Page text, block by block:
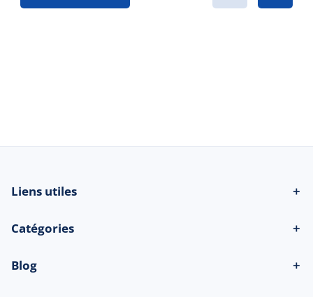
Liens utiles ＋
Catégories ＋
Blog ＋